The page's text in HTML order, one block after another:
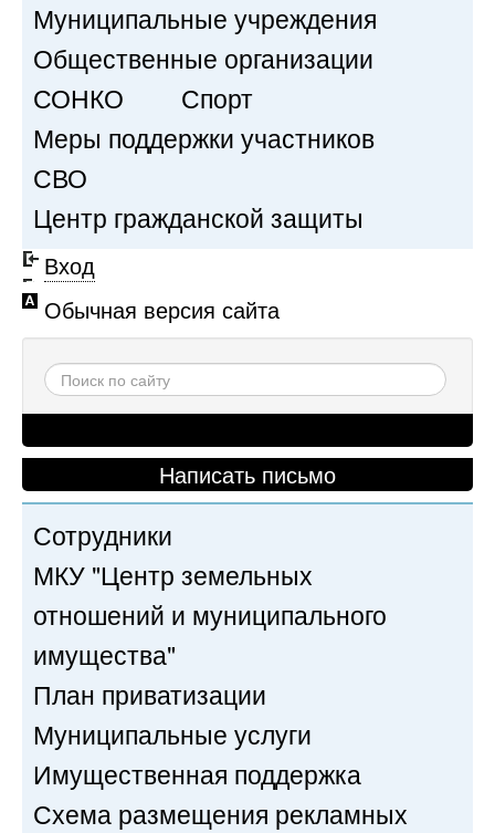
Муниципальные учреждения
Общественные организации
СОНКО
Спорт
Меры поддержки участников
СВО
Центр гражданской защиты
Вход
Обычная версия сайта
Написать письмо
Сотрудники
МКУ "Центр земельных
отношений и муниципального
имущества"
План приватизации
Муниципальные услуги
Имущественная поддержка
Схема размещения рекламных